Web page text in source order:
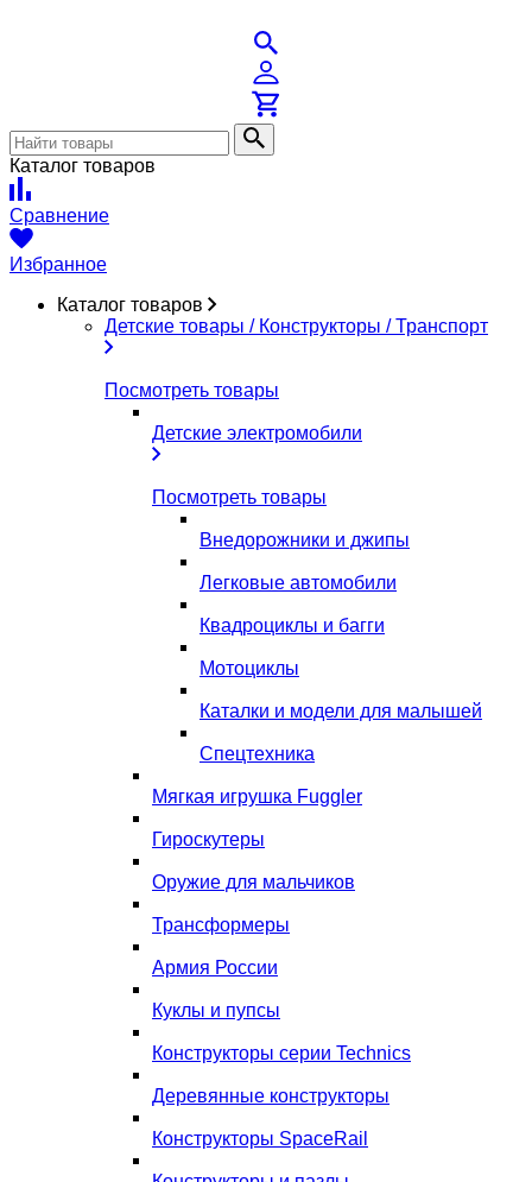
Каталог товаров
Сравнение
Избранное
Каталог товаров
Детские товары / Конструкторы / Транспорт
Посмотреть товары
Детские электромобили
Посмотреть товары
Внедорожники и джипы
Легковые автомобили
Квадроциклы и багги
Мотоциклы
Каталки и модели для малышей
Спецтехника
Мягкая игрушка Fuggler
Гироскутеры
Оружие для мальчиков
Трансформеры
Армия России
Куклы и пупсы
Конструкторы серии Technics
Деревянные конструкторы
Конструкторы SpaceRail